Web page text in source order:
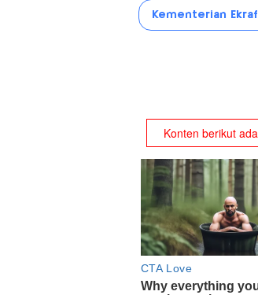
Kementerian Ekraf